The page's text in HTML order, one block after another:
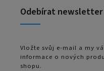
Odebírat newsletter
Vložte svůj e-mail a my
informace o nových
shopu.